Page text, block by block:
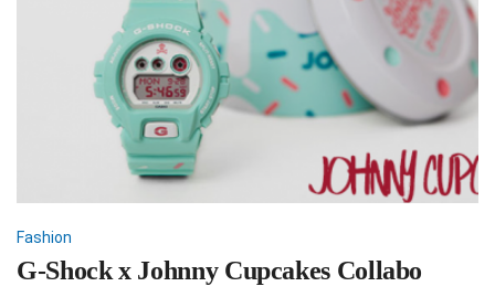
Fashion
G-Shock x Johnny Cupcakes Collabo